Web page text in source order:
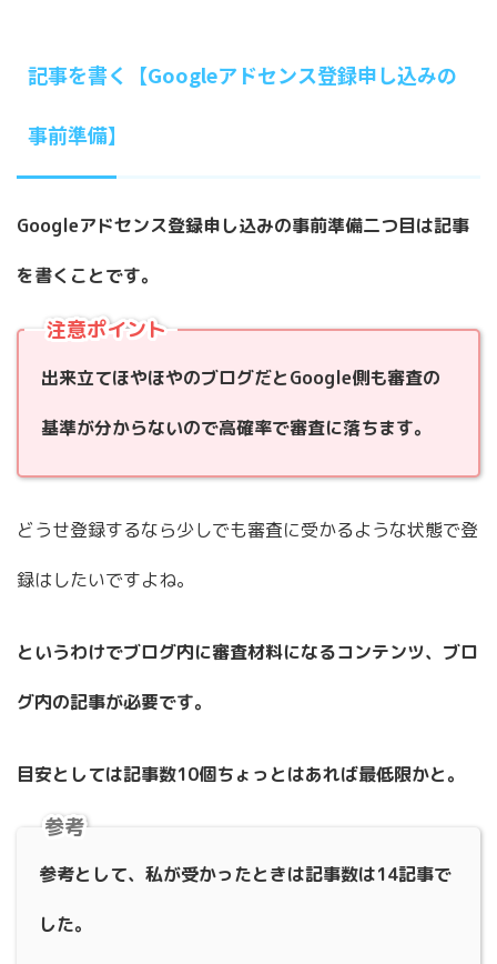
記事を書く【Googleアドセンス登録申し込みの
事前準備】
Googleアドセンス登録申し込みの事前準備二つ目は記事
を書くことです。
注意ポイント
出来立てほやほやのブログだとGoogle側も審査の
基準が分からないので高確率で審査に落ちます。
どうせ登録するなら少しでも審査に受かるような状態で登
録はしたいですよね。
というわけでブログ内に審査材料になるコンテンツ、ブロ
グ内の記事が必要です。
目安としては記事数10個ちょっとはあれば最低限かと。
参考
参考として、私が受かったときは記事数は14記事で
した。